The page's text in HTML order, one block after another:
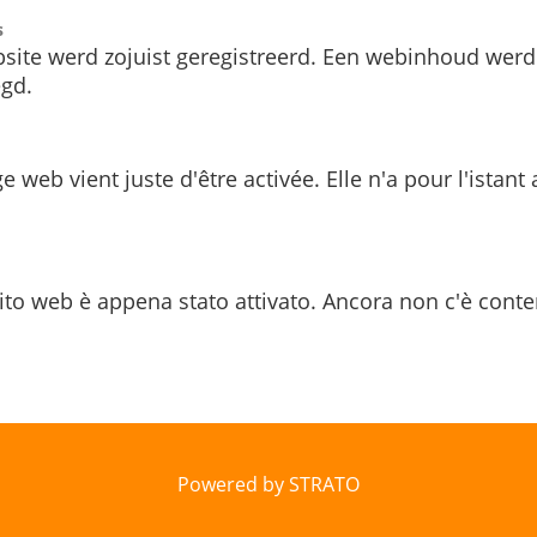
werd zojuist geregistreerd. Een webinhoud
web vient juste d'être activée. Elle n'a pour l'istant
web è appena stato attivato. Ancora non c'è
Powered by STRATO